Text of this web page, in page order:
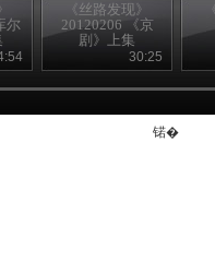
尔
《丝路发现》
20120206 《京
剧》上集
30:25
锘�